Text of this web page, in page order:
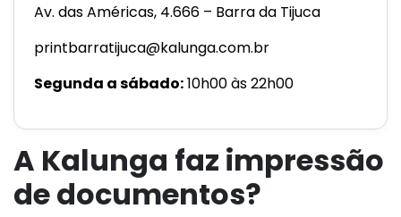
Av. das Américas, 4.666 – Barra da Tijuca
printbarratijuca@kalunga.com.br
Segunda a sábado:10h00 às 22h00
A Kalunga faz impressão
de documentos?